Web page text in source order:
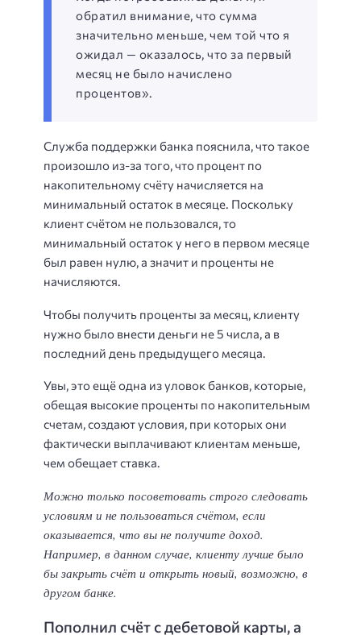
обратил внимание, что сумма
значительно меньше, чем той что я
ожидал — оказалось, что за первый
месяц не было начислено
процентов».
Служба поддержки банка пояснила, что такое
произошло из-за того, что процент по
накопительному счёту начисляется на
минимальный остаток в месяце. Поскольку
клиент счётом не пользовался, то
минимальный остаток у него в первом месяце
был равен нулю, а значит и проценты не
начисляются.
Чтобы получить проценты за месяц, клиенту
нужно было внести деньги не 5 числа, а в
последний день предыдущего месяца.
Увы, это ещё одна из уловок банков, которые,
обещая высокие проценты по накопительным
счетам, создают условия, при которых они
фактически выплачивают клиентам меньше,
чем обещает ставка.
Можно только посоветовать строго следовать
условиям и не пользоваться счётом, если
оказывается, что вы не получите доход.
Например, в данном случае, клиенту лучше было
бы закрыть счёт и открыть новый, возможно, в
другом банке.
Пополнил счёт с дебетовой карты, а